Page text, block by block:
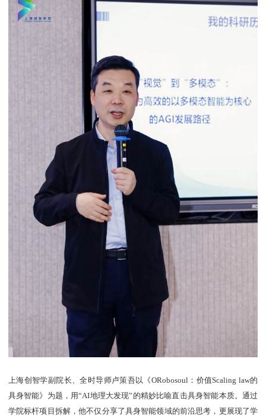
上海创智学副院长、全时导师卢策吾以《ORobosoul：价值Scaling law的
具身智能》为题，用“AI地理大发现”的精妙比喻直击具身智能本质。通过
学院标杆项目拆解，他不仅分享了具身智能领域的前沿思考，更展现了学